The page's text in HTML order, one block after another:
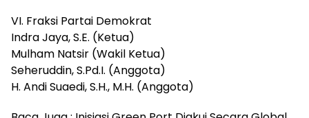
VI. Fraksi Partai Demokrat
Indra Jaya, S.E. (Ketua)
Mulham Natsir (Wakil Ketua)
Seheruddin, S.Pd.I. (Anggota)
H. Andi Suaedi, S.H., M.H. (Anggota)